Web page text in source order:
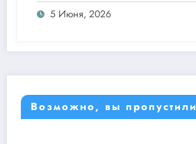
5 Июня, 2026
Возможно, вы пропустили